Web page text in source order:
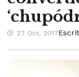
27 Oct, 2017